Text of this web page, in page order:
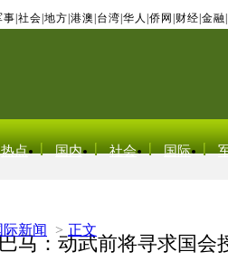
事 社会 地方 港澳 台湾 华人 侨网 财经 金融
热点 国内 社会 国际
际新闻 > 正文
马：动武前将寻求国会